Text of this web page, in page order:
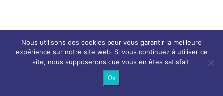
Nous utilisons des cookies pour vous garantir la meilleure
expérience sur notre site web. Si vous continuez à utiliser ce
site, nous supposerons que vous en êtes satisfait.
Ok